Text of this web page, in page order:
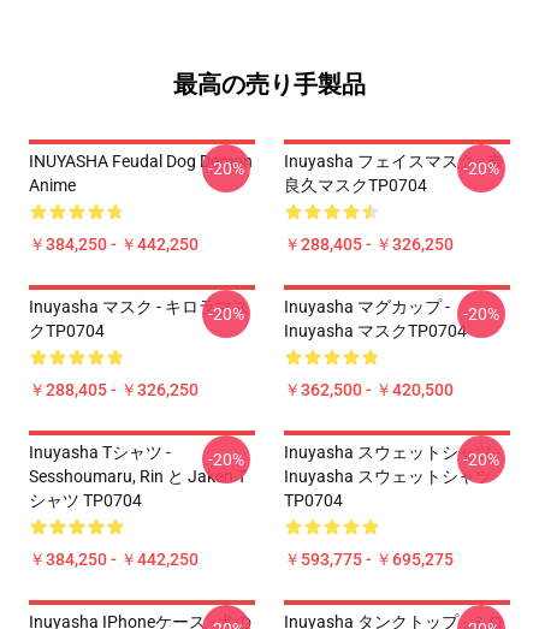
最高の売り手製品
INUYASHA Feudal Dog Demon
Anime
￥384,250 - ￥442,250
-20%
Inuyasha フェイスマスク - 奈
良久マスクTP0704
￥288,405 - ￥326,250
-20%
Inuyasha マスク - キロラマス
クTP0704
￥288,405 - ￥326,250
-20%
Inuyasha マグカップ -
Inuyasha マスクTP0704
￥362,500 - ￥420,500
-20%
Inuyasha Tシャツ -
Sesshoumaru, Rin と Jaken T
シャツ TP0704
￥384,250 - ￥442,250
-20%
Inuyasha スウェットシャツ -
Inuyasha スウェットシャツ
TP0704
￥593,775 - ￥695,275
-20%
Inuyasha IPhoneケース - 犬の
Inuyasha タンクトップ - ミロ